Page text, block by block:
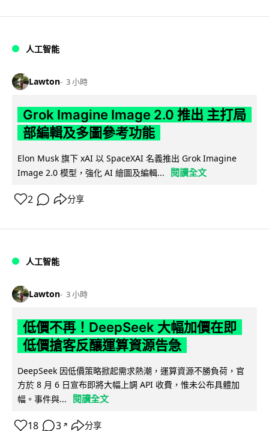
人工智能
Lawton 3 小時
Grok Imagine Image 2.0 推出 主打局
部編輯及多圖參考功能
Elon Musk 旗下 xAI 以 SpaceXAI 名義推出 Grok Imagine
Image 2.0 模型，強化 AI 繪圖及編輯...
閱讀全文
2 分享
人工智能
Lawton 3 小時
低價不再！DeepSeek 大幅加價在即
低價搶客反釀運算資源告急
DeepSeek 因低價策略掀起需求熱潮，運算資源不勝負荷，官
方於 8 月 6 日宣布即將大幅上調 API 收費，惟未公布具體加
幅。事件與...
閱讀全文
18 3 ↗ 分享